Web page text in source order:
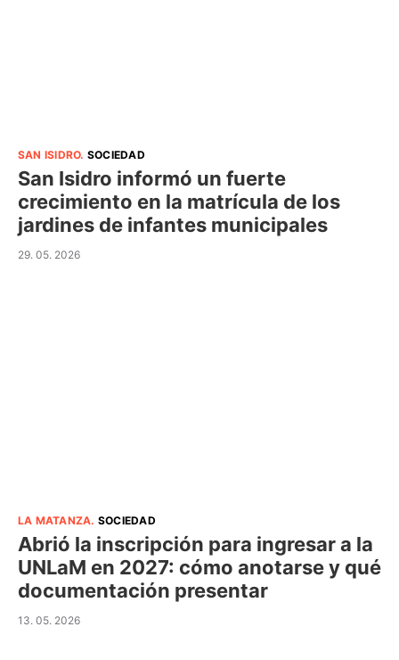
SAN ISIDRO. SOCIEDAD
San Isidro informó un fuerte
crecimiento en la matrícula de los
jardines de infantes municipales
29. 05. 2026
LA MATANZA. SOCIEDAD
Abrió la inscripción para ingresar a la
UNLaM en 2027: cómo anotarse y qué
documentación presentar
13. 05. 2026